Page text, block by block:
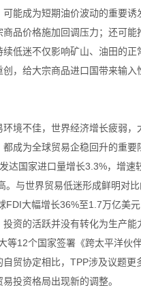
能成为短期油价波动的重要
品价格施加回调压力；还可
低迷不仅影响矿山、油田的
，给大宗商品进口国带来输
环境不佳，世界经济增长疲弱
成为全球贸易企稳回升的重
达国家进口量增长3.3%，增
。与世界贸易低迷形成鲜明对
FDI大幅增长36%至1.7万亿美
资的活跃并没有转化为生产
等12个国家签署《跨太平洋伙
贸协定相比，TPP涉及议题
投资格局出现新的调整。